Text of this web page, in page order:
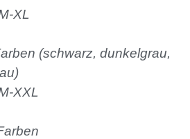
XL
(schwarz, dunkelgrau,
XXL